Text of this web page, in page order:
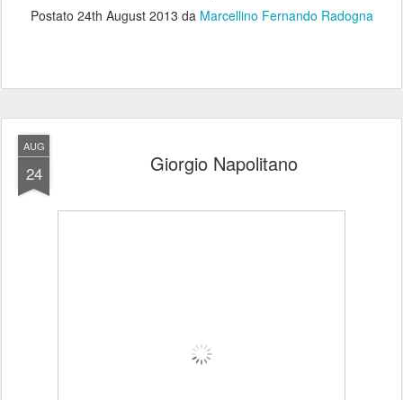
Postato 24th August 2013 da Marcellino Fernando Radogna
AUG
24 Giorgio Napolitano